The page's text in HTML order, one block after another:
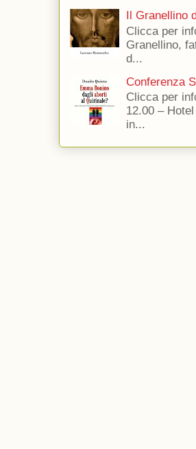
Il Granellino
Clicca per
Granellino,
d...
Conferenza
Clicca per
12.00 –
in...